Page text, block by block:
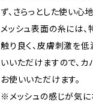
ず、さらっとした使い心
メッシュ表面の糸には、
触り良く、皮膚刺激を低
いいただけますので、カ
お使いいただけます。
※メッシュの感じが気に